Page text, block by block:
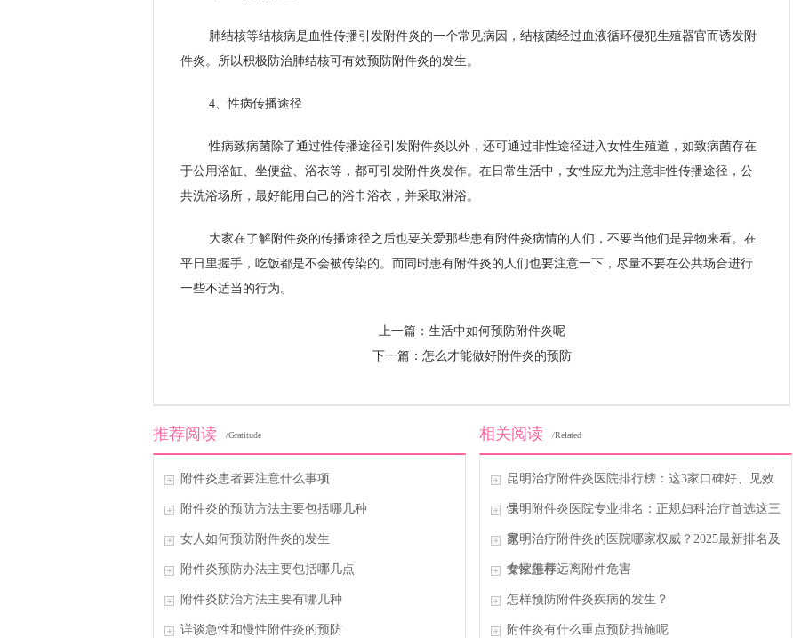
肺结核等结核病是血性传播引发附件炎的一个常见病因，结核菌经过血液循环侵犯生殖器官而诱发附
件炎。所以积极防治肺结核可有效预防附件炎的发生。
4、性病传播途径
性病致病菌除了通过性传播途径引发附件炎以外，还可通过非性途径进入女性生殖道，如致病菌存在
于公用浴缸、坐便盆、浴衣等，都可引发附件炎发作。在日常生活中，女性应尤为注意非性传播途径，公
共洗浴场所，最好能用自己的浴巾浴衣，并采取淋浴。
大家在了解附件炎的传播途径之后也要关爱那些患有附件炎病情的人们，不要当他们是异物来看。在
平日里握手，吃饭都是不会被传染的。而同时患有附件炎的人们也要注意一下，尽量不要在公共场合进行
一些不适当的行为。
上一篇： 生活中如何预防附件炎呢
下一篇： 怎么才能做好附件炎的预防
推荐阅读 /Gratitude
附件炎患者要注意什么事项
附件炎的预防方法主要包括哪几种
女人如何预防附件炎的发生
附件炎预防办法主要包括哪几点
附件炎防治方法主要有哪几种
详谈急性和慢性附件炎的预防
相关阅读 /Related
昆明治疗附件炎医院排行榜：这3家口碑好、见效
快！
昆明附件炎医院专业排名：正规妇科治疗首选这三
家
昆明治疗附件炎的医院哪家权威？2025最新排名及
专家推荐
女性怎样远离附件危害
怎样预防附件炎疾病的发生？
附件炎有什么重点预防措施呢